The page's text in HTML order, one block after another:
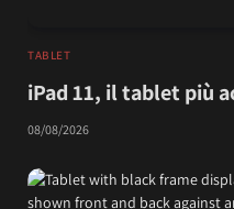
TABLET
iPad 11, il tablet più
08/08/2026